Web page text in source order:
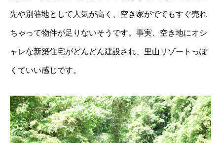
先や別荘地として人気が高く、空き家がでてもすぐ売れ
ちゃって物件が足りないそうです。事実、空き地にオシ
ャレな新築住宅がどんどん建設され、里山リゾートっぽ
くていい感じです。